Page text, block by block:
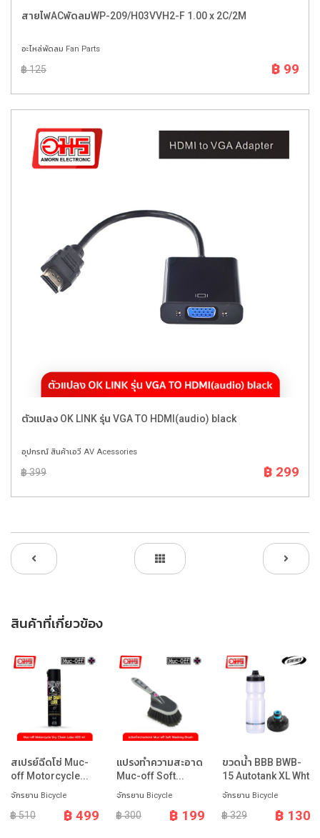
สายไฟACพัดลมWP-209/H03VVH2-F 1.00 x 2C/2M
อะไหล่พัดลม Fan Parts
฿ 125 ฿ 99
ตัวแปลง OK LINK รุ่น VGA TO HDMI(audio) black
อุปกรณ์ สินค้าเอวี AV Acessories
฿ 399 ฿ 299
สินค้าที่เกี่ยวข้อง
สเปรย์ฉีดโซ่ Muc-
off Motorcycle...
จักรยาน Bicycle
฿ 510 ฿ 499
แปรงทำความสะอาด
Muc-off Soft...
จักรยาน Bicycle
฿ 300 ฿ 199
ขวดน้ำ BBB BWB-
15 Autotank XL Wht
จักรยาน Bicycle
฿ 329 ฿ 130